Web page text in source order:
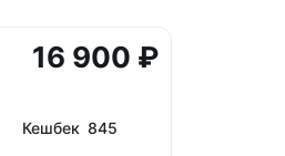
16 900 ₽
Кешбек 845